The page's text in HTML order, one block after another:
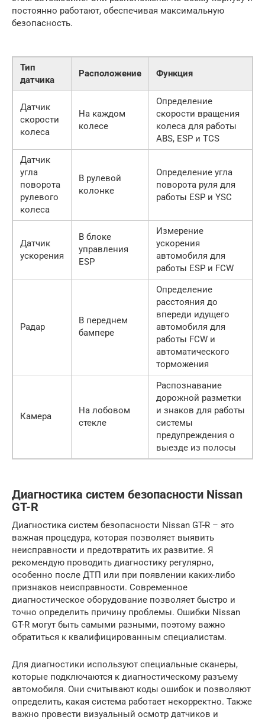
постоянно работают, обеспечивая максимальную
безопасность.
Тип
датчика
Расположение Функция
Датчик
скорости
колеса
На каждом
колесе
Определение
скорости вращения
колеса для работы
ABS, ESP и TCS
Датчик
угла
поворота
рулевого
колеса
В рулевой
колонке
Определение угла
поворота руля для
работы ESP и YSC
Датчик
ускорения
В блоке
управления
ESP
Измерение
ускорения
автомобиля для
работы ESP и FCW
Радар
В переднем
бампере
Определение
расстояния до
впереди идущего
автомобиля для
работы FCW и
автоматического
торможения
Камера
На лобовом
стекле
Распознавание
дорожной разметки
и знаков для работы
системы
предупреждения о
выезде из полосы
Диагностика систем безопасности Nissan
GT-R
Диагностика систем безопасности Nissan GT-R – это
важная процедура, которая позволяет выявить
неисправности и предотвратить их развитие. Я
рекомендую проводить диагностику регулярно,
особенно после ДТП или при появлении каких-либо
признаков неисправности. Современное
диагностическое оборудование позволяет быстро и
точно определить причину проблемы. Ошибки Nissan
GT-R могут быть самыми разными, поэтому важно
обратиться к квалифицированным специалистам.
Для диагностики используют специальные сканеры,
которые подключаются к диагностическому разъему
автомобиля. Они считывают коды ошибок и позволяют
определить, какая система работает некорректно. Также
важно провести визуальный осмотр датчиков и